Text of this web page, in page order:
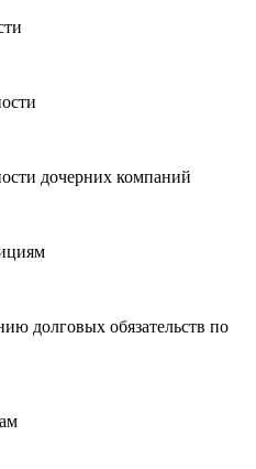
дочерних компаний
долговых обязательств по